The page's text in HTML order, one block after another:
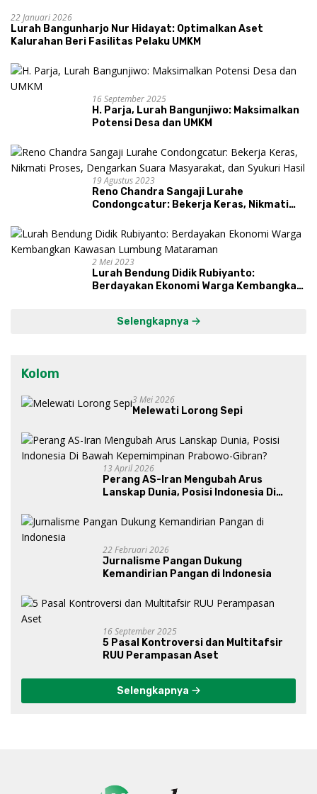
22 Januari 2026
Lurah Bangunharjo Nur Hidayat: Optimalkan Aset
Kalurahan Beri Fasilitas Pelaku UMKM
16 September 2025
H. Parja, Lurah Bangunjiwo: Maksimalkan
Potensi Desa dan UMKM
19 Agustus 2023
Reno Chandra Sangaji Lurahe
Condongcatur: Bekerja Keras, Nikmati
dan Syukuri Hasil
2 Mei 2023
Lurah Bendung Didik Rubiyanto:
Berdayakan Ekonomi Warga Kembangkan
Selengkapnya
Kolom
3 Mei 2026
Melewati Lorong Sepi
13 April 2026
Perang AS-Iran Mengubah Arus
Lanskap Dunia, Posisi Indonesia Di
Gibran?
22 Februari 2026
Jurnalisme Pangan Dukung
Kemandirian Pangan di Indonesia
16 September 2025
5 Pasal Kontroversi dan Multitafsir
RUU Perampasan Aset
Selengkapnya